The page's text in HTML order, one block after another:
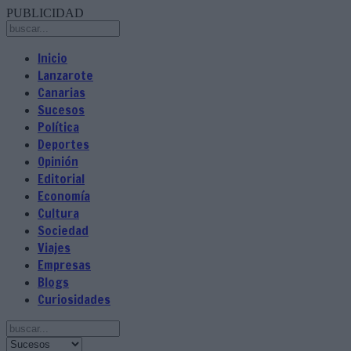
PUBLICIDAD
Inicio
Lanzarote
Canarias
Sucesos
Política
Deportes
Opinión
Editorial
Economía
Cultura
Sociedad
Viajes
Empresas
Blogs
Curiosidades